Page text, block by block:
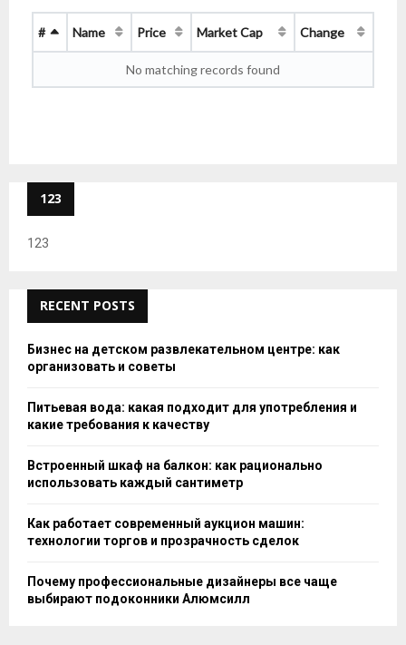
# Name Price Market Cap Change
No matching records found
123
123
RECENT POSTS
Бизнес на детском развлекательном центре: как
организовать и советы
Питьевая вода: какая подходит для употребления и
какие требования к качеству
Встроенный шкаф на балкон: как рационально
использовать каждый сантиметр
Как работает современный аукцион машин:
технологии торгов и прозрачность сделок
Почему профессиональные дизайнеры все чаще
выбирают подоконники Алюмсилл